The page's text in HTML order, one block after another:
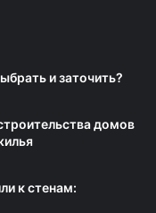
и заточить?
домов
к стенам: